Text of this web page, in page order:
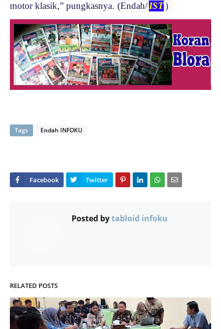
motor klasik,” pungkasnya. (Endah/IST)
Tags Endah INFOKU
Posted bytabloid infoku
RELATED POSTS